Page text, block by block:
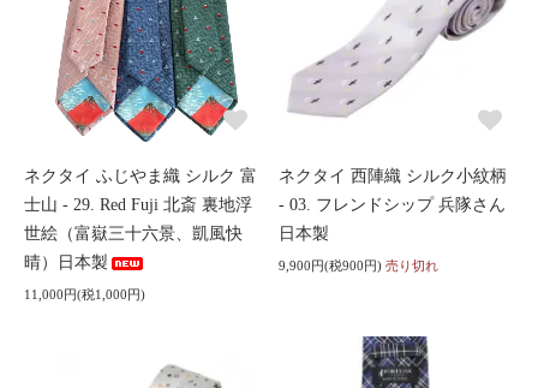
ネクタイ ふじやま織 シルク 富
士山 - 29. Red Fuji 北斎 裏地浮
世絵（富嶽三十六景、凱風快
晴）日本製
11,000円(税1,000円)
ネクタイ 西陣織 シルク小紋柄
- 03. フレンドシップ 兵隊さん
日本製
9,900円(税900円) 売り切れ